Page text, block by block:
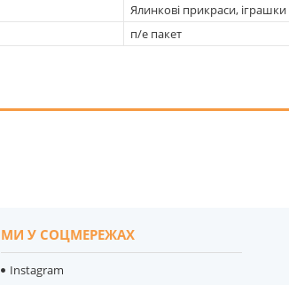
Ялинкові прикраси, іграшки
п/е пакет
МИ У СОЦМЕРЕЖАХ
Instagram